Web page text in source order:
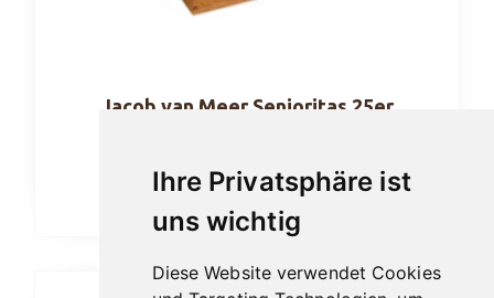
Ihre Privatsphäre ist
uns wichtig
Diese Website verwendet Cookies
Jacob van Meer Senioritas 25er
In den Warenkorb